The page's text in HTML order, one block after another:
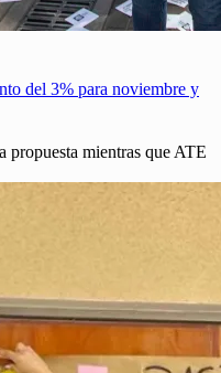
del 3% para noviembre y
propuesta mientras que ATE